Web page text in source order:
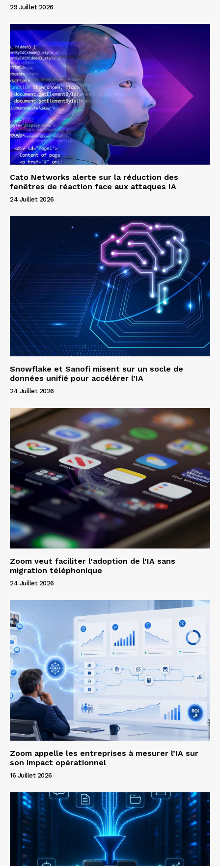
29 Juillet 2026
Cato Networks alerte sur la réduction des
fenêtres de réaction face aux attaques IA
24 Juillet 2026
Snowflake et Sanofi misent sur un socle de
données unifié pour accélérer l’IA
24 Juillet 2026
Zoom veut faciliter l’adoption de l’IA sans
migration téléphonique
24 Juillet 2026
Zoom appelle les entreprises à mesurer l’IA sur
son impact opérationnel
16 Juillet 2026